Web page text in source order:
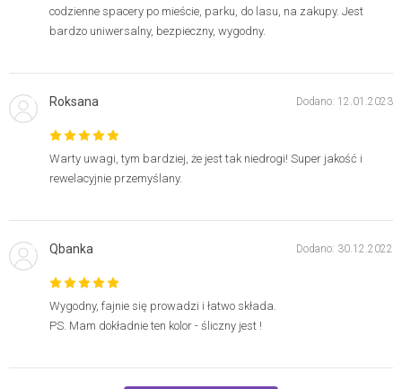
codzienne spacery po mieście, parku, do lasu, na zakupy. Jest
bardzo uniwersalny, bezpieczny, wygodny.
Roksana Dodano: 12.01.2023
Warty uwagi, tym bardziej, że jest tak niedrogi! Super jakość i
rewelacyjnie przemyślany.
Qbanka Dodano: 30.12.2022
Wygodny, fajnie się prowadzi i łatwo składa.
PS. Mam dokładnie ten kolor - śliczny jest !